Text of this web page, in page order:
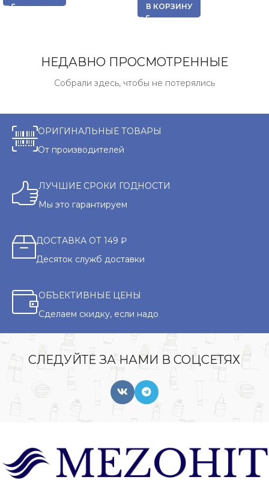
В КОРЗИНУ
НЕДАВНО ПРОСМОТРЕННЫЕ
Собрали здесь, чтобы не потерялись
ОРИГИНАЛЬНЫЕ ТОВАРЫ
От производителей
ЛУЧШИЕ СРОКИ ГОДНОСТИ
Мы это гарантируем
ДОСТАВКА ОТ 149 ₽
Десяток служб доставки
ОБЪЕКТИВНЫЕ ЦЕНЫ
Сделаем скидку, если надо
СЛЕДУЙТЕ ЗА НАМИ В СОЦСЕТЯХ